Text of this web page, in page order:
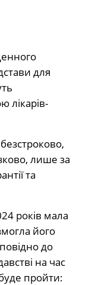
для
лікарів-
лише за
та
років мала
його
до
на час
пройти: